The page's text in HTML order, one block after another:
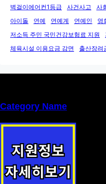
벽걸이에어컨1등급
사건사고 사
아이돌
연예 연예계 연예인 영
저소득 주민 국민건강보험료 지원
체육시설 이용요금 감면
출산장려
Category Name